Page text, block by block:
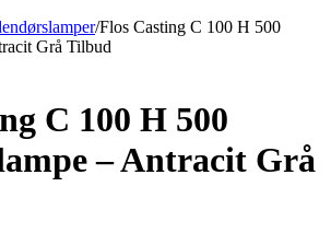
/Flos Casting C 100 H 500
Grå Tilbud
C 100 H 500
– Antracit Grå